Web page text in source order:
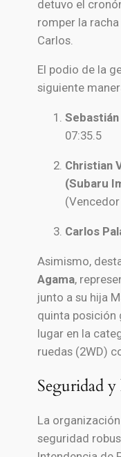
detuvo el
romper la
Carlos.
El podio de la
siguiente
07:35.5
Christian
(Subaru
(Vencedor
Carlos
Asimismo,
Agama,
junto a su hija
quinta posición
lugar en la
ruedas (2WD)
Seguridad
La
seguridad